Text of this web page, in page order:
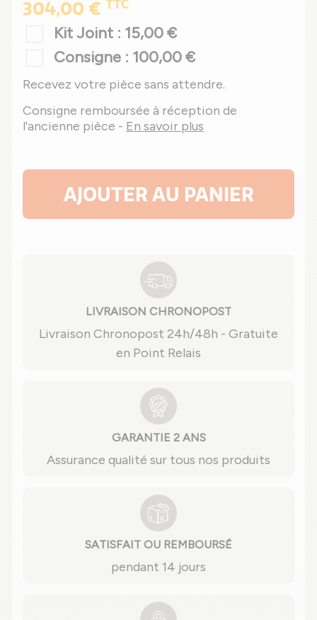
304,00 € TTC
Kit Joint : 15,00 €
Consigne : 100,00 €
Recevez votre pièce sans attendre.
Consigne remboursée à réception de
l'ancienne pièce - En savoir plus
AJOUTER AU PANIER
LIVRAISON CHRONOPOST
Livraison Chronopost 24h/48h - Gratuite
en Point Relais
GARANTIE 2 ANS
Assurance qualité sur tous nos produits
SATISFAIT OU REMBOURSÉ
pendant 14 jours